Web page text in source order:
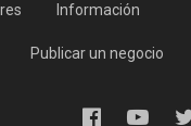
Información
Publicar un negocio